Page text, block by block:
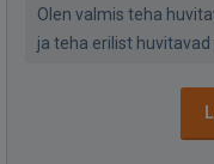
Olen valmis teha
ja teha erilist